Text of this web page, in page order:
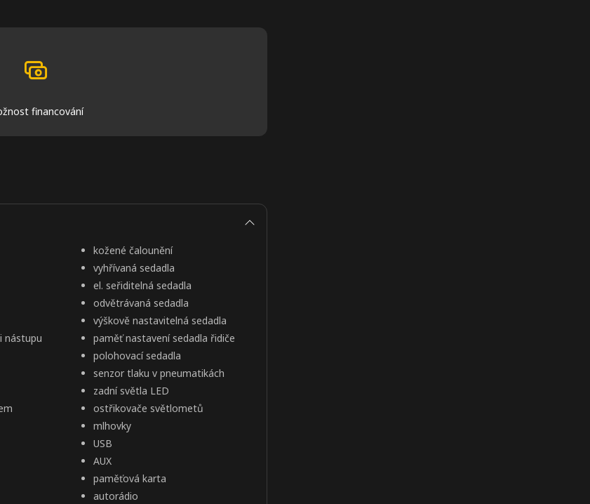
financování
nástupu
kožené čalounění
vyhřívaná sedadla
el. seřiditelná sedadla
odvětrávaná sedadla
výškově nastavitelná sedadla
paměť nastavení sedadla řidiče
polohovací sedadla
senzor tlaku v pneumatikách
zadní světla LED
ostřikovače světlometů
mlhovky
USB
AUX
paměťová karta
autorádio